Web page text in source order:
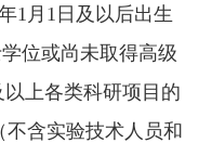
1月1日及以后出生
位或尚未取得高级
上各类科研项目的
含实验技术人员和